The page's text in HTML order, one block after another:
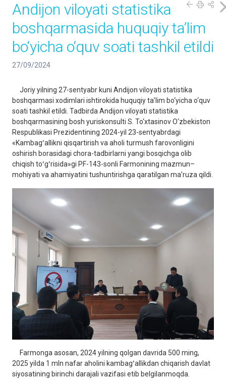
Andijon viloyati statistika
boshqarmasida huquqiy ta’lim
bo‘yicha o‘quv soati tashkil etildi
27/09/2024
Joriy yilning 27-sentyabr kuni Andijon viloyati statistika
boshqarmasi xodimlari ishtirokida huquqiy ta’lim bo‘yicha o‘quv
soati tashkil etildi. Tadbirda Andijon viloyati statistika
boshqarmasining bosh yuriskonsulti S. To‘xtasinov O‘zbekiston
Respublikasi Prezidentining 2024-yil 23-sentyabrdagi
«Kambagʻallikni qisqartirish va aholi turmush farovonligini
oshirish borasidagi chora-tadbirlarni yangi bosqichga olib
chiqish toʻgʻrisida»gi PF-143-sonli Farmonining mazmun–
mohiyati va ahamiyatini tushuntirishga qaratilgan ma’ruza qildi.
Farmonga asosan, 2024 yilning qolgan davrida 500 ming,
2025 yilda 1 mln nafar aholini kambagʻallikdan chiqarish davlat
siyosatining birinchi darajali vazifasi etib belgilanmoqda.